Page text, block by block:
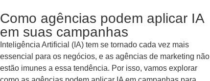
Como agências podem aplicar IA
em suas campanhas
Inteligência Artificial (IA) tem se tornado cada vez mais
essencial para os negócios, e as agências de marketing não
estão imunes a essa tendência. Por isso, vamos explorar